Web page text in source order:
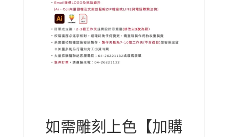
如需雕刻上色【加購